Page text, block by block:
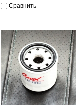
Сравнить